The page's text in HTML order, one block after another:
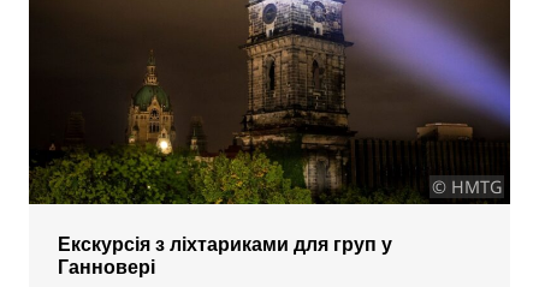
© HMTG
Екскурсія з ліхтариками для груп у
Ганновері